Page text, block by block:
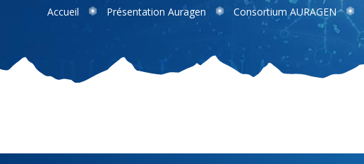
Accueil Présentation Auragen Consortium AURAGEN